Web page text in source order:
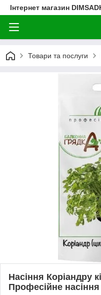
Інтернет магазин
Товари та послуги
Насіння Коріандру
Професійне насіння